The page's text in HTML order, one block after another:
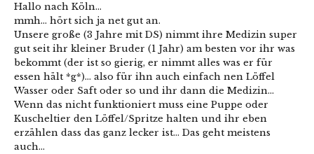
Hallo nach Köln…
mmh… hört sich ja net gut an.
Unsere große (3 Jahre mit DS) nimmt ihre Medizin super
gut seit ihr kleiner Bruder (1 Jahr) am besten vor ihr was
bekommt (der ist so gierig, er nimmt alles was er für
essen hält *g*)… also für ihn auch einfach nen Löffel
Wasser oder Saft oder so und ihr dann die Medizin…
Wenn das nicht funktioniert muss eine Puppe oder
Kuscheltier den Löffel/Spritze halten und ihr eben
erzählen dass das ganz lecker ist… Das geht meistens
auch…